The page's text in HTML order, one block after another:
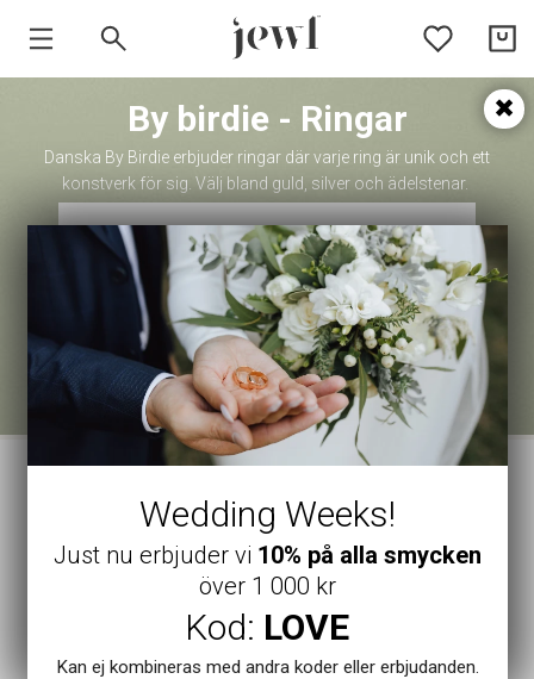
SMYCKEN
VARUMÄRKEN
By birdie - Ringar
Danska By Birdie erbjuder ringar där varje ring är unik och ett
konstverk för sig. Välj bland guld, silver och ädelstenar.
Armband Halsband
Wedding Weeks!
Just nu erbjuder vi 10% på alla smycken
över 1 000 kr
Kod: LOVE
Kan ej kombineras med andra koder eller erbjudanden.